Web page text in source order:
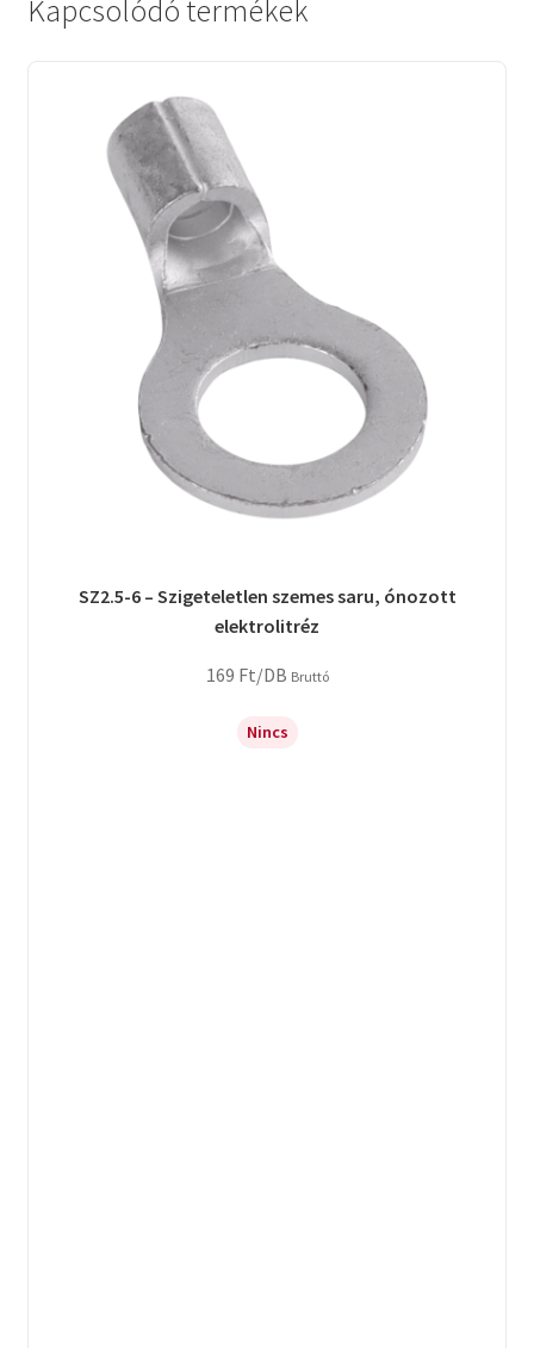
Kapcsolódó termékek
SZ2.5-6 – Szigeteletlen szemes saru, ónozott
elektrolitréz
169 Ft/DB Bruttó
Nincs